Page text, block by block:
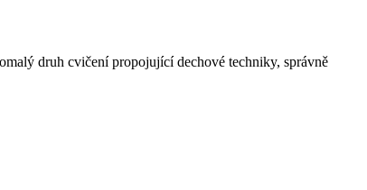
druh cvičení propojující dechové techniky, správně